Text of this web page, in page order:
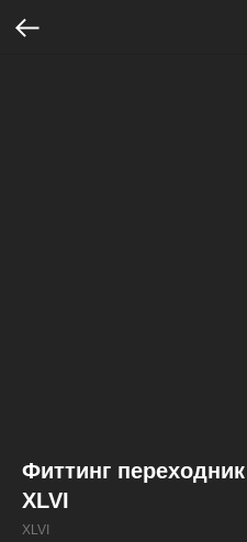
Фиттинг
XLVI
XLVI